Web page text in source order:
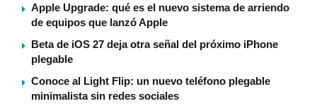
Apple Upgrade: qué es el nuevo sistema de arriendo
de equipos que lanzó Apple
Beta de iOS 27 deja otra señal del próximo iPhone
plegable
Conoce al Light Flip: un nuevo teléfono plegable
minimalista sin redes sociales